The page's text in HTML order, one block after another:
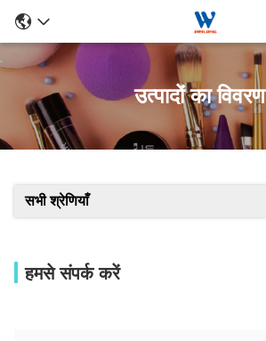
उत्पादों का विवरण
सभी श्रेणियाँ
हमसे संपर्क करें